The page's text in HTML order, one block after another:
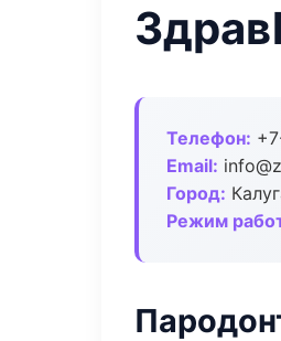
Телефон:
Email:
Город:
Режим